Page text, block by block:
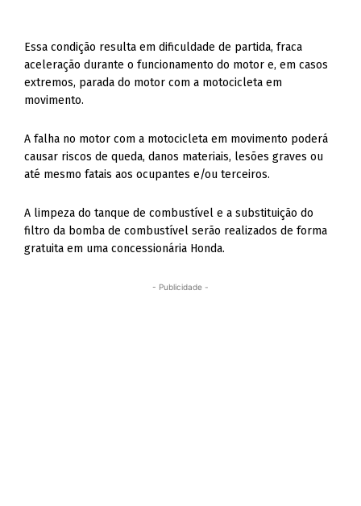
Essa condição resulta em dificuldade de partida, fraca
aceleração durante o funcionamento do motor e, em casos
extremos, parada do motor com a motocicleta em
movimento.
A falha no motor com a motocicleta em movimento poderá
causar riscos de queda, danos materiais, lesões graves ou
até mesmo fatais aos ocupantes e/ou terceiros.
A limpeza do tanque de combustível e a substituição do
filtro da bomba de combustível serão realizados de forma
gratuita em uma concessionária Honda.
- Publicidade -